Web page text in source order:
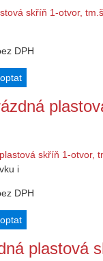
DPH
i
DPH
plastová